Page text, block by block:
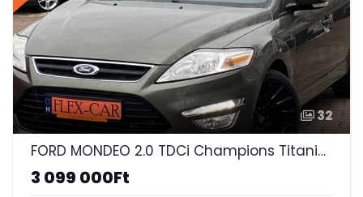
32
FORD MONDEO 2.0 TDCi Champions Titanium 19-ES KERÉK-MEMÓRIÁS FŰTHETŐ ÜLÉS-SZERVIZKÖNYV!
3 099 000Ft